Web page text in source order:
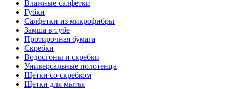
Влажные салфетки
Губки
Салфетки из микрофибры
Замша в тубе
Протирочная бумага
Скребки
Водосгоны и скребки
Универсальные полотенца
Щетки со скребком
Щетки для мытья